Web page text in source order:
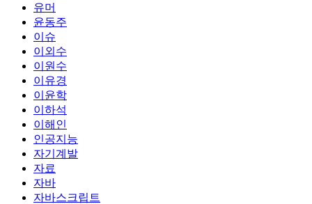
유머
윤동주
이슈
이외수
이원수
이유경
이윤학
이하석
이해인
인공지능
자기계발
자료
자바
자바스크립트